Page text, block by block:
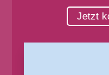
Jetzt